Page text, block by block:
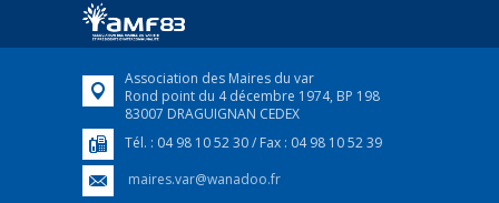
Association des Maires du var
Rond point du 4 décembre 1974, BP 198
83007 DRAGUIGNAN CEDEX
Tél. : 04 98 10 52 30 / Fax : 04 98 10 52 39
maires.var@wanadoo.fr